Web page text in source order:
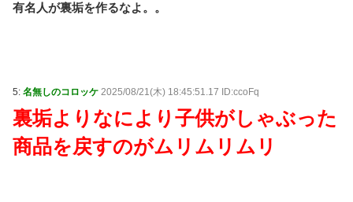
有名人が裏垢を作るなよ。。
5: 名無しのコロッケ 2025/08/21(木) 18:45:51.17 ID:ccoFq
裏垢よりなにより子供がしゃぶった
商品を戻すのがムリムリムリ